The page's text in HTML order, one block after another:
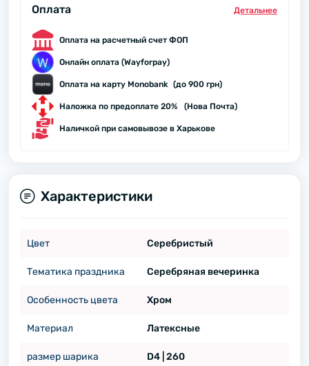
Оплата Детальнее
Оплата на расчетный счет ФОП
Онлайн оплата (Wayforpay)
Оплата на карту Monobank (до 900 грн)
Наложка по предоплате 20% (Нова Почта)
Наличкой при самовывозе в Харькове
Характеристики
Цвет Серебристый
Тематика праздника Серебряная вечеринка
Особенность цвета Хром
Материал Латексные
размер шарика D4 | 260